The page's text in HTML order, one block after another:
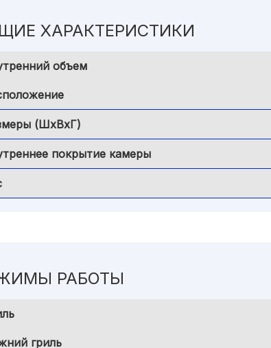
ХАРАКТЕРИСТИКИ
объем
(ШxВxГ)
покрытие камеры
РАБОТЫ
гриль